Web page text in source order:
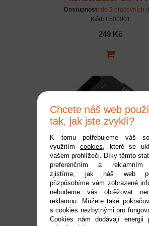
Dostupnost: do 2 pracovních
Kód: L500901
249 Kč
UBEC-25A-HV
stabilizátor
5,2/6,0/7,4/8,4 V
Dostupnost:
do 2 pracovních
Kód:HW30606000
1 990 Kč
Chcete náš web
tak, jak jste zvyklí?
K tomu potřebujeme váš
využitím cookies, které se
vašem prohlížeči. Díky těmto
preferenčním a reklamním
zjistíme, jak náš web
přizpůsobíme vám zobrazené
nebudeme vás obtěžovat
reklamou. Můžete také
s cookies nezbytnými pro
Cookies nám dodávají energii